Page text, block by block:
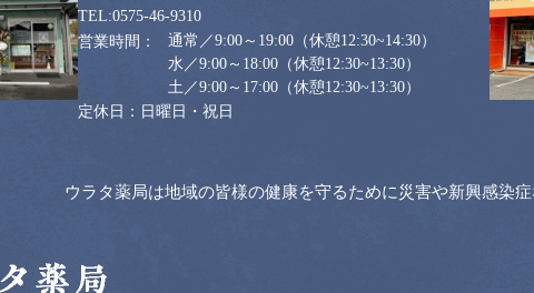
0575-46-9310
通常／9:00～19:00 （休憩12:30~14:30）
水／9:00～18:00 （休憩12:30~13:30）
土／9:00～17:00 （休憩12:30~13:30）
日曜日・祝日
ウラタ薬局は地域の皆様の健康を守るために災害や新興感染